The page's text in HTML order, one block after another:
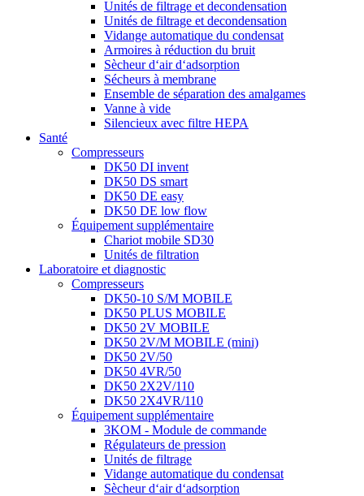
Unités de filtrage et decondensation
Unités de filtrage et decondensation
Vidange automatique du condensat
Armoires à réduction du bruit
Sècheur d‘air d‘adsorption
Sécheurs à membrane
Ensemble de séparation des amalgames
Vanne à vide
Silencieux avec filtre HEPA
Santé
Compresseurs
DK50 DI invent
DK50 DS smart
DK50 DE easy
DK50 DE low flow
Équipement supplémentaire
Chariot mobile SD30
Unités de filtration
Laboratoire et diagnostic
Compresseurs
DK50-10 S/M MOBILE
DK50 PLUS MOBILE
DK50 2V MOBILE
DK50 2V/M MOBILE (mini)
DK50 2V/50
DK50 4VR/50
DK50 2X2V/110
DK50 2X4VR/110
Équipement supplémentaire
3KOM - Module de commande
Régulateurs de pression
Unités de filtrage
Vidange automatique du condensat
Sècheur d‘air d‘adsorption